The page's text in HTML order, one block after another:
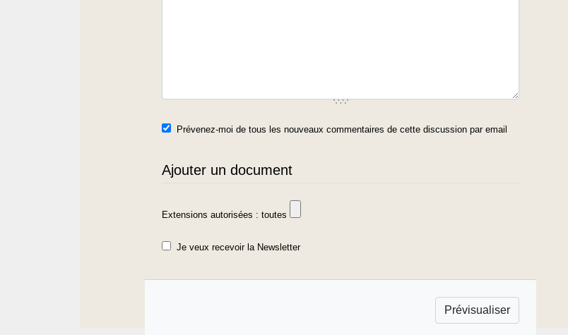
Prévenez-moi de tous les nouveaux commentaires de cette discussion par email
Ajouter un document
Extensions autorisées : toutes
Je veux recevoir la Newsletter